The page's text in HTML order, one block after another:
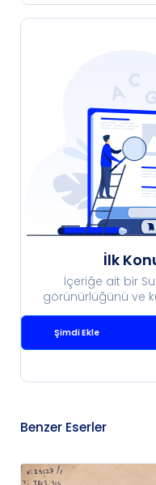
İlk
İçeriğe ait bir
görünürlüğünü ve
Şimdi Ekle
Benzer Eserler